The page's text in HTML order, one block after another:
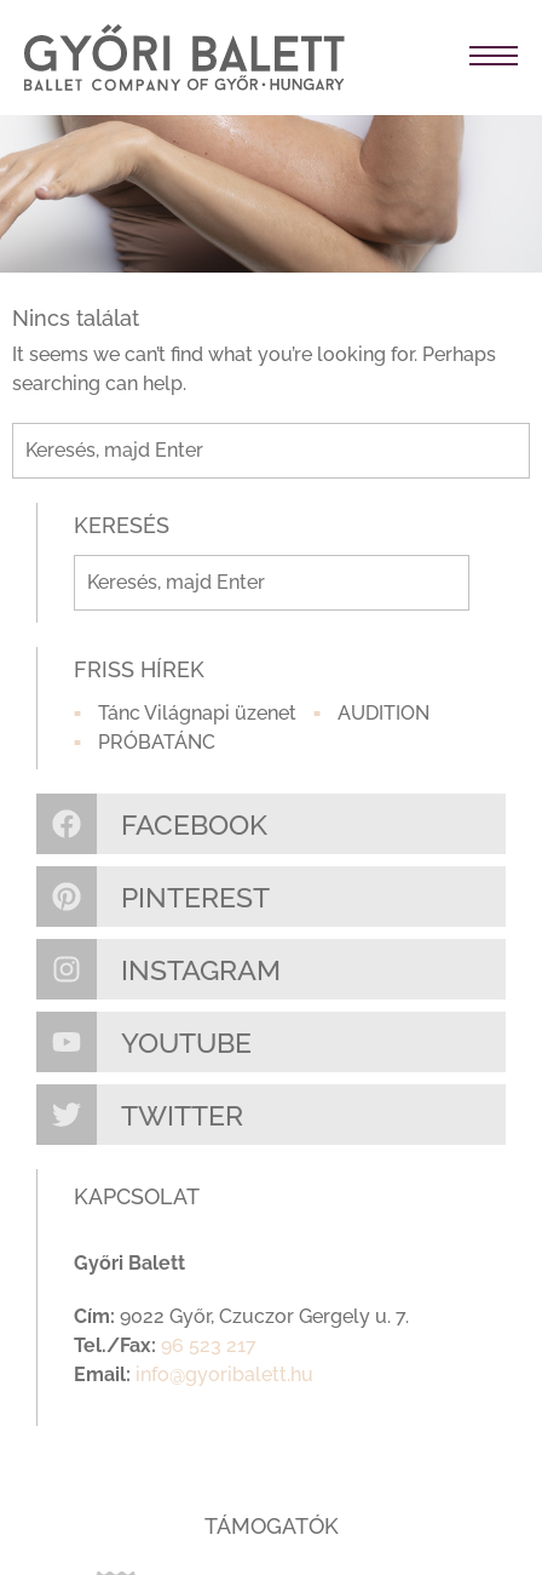
Nincs találat
It seems we can’t find what you’re looking for. Perhaps
searching can help.
KERESÉS
FRISS HÍREK
Tánc Világnapi üzenet
AUDITION
PRÓBATÁNC
FACEBOOK
PINTEREST
INSTAGRAM
YOUTUBE
TWITTER
KAPCSOLAT
Győri Balett
Cím: 9022 Győr, Czuczor Gergely u. 7.
Tel./Fax: 96 523 217
Email: info@gyoribalett.hu
TÁMOGATÓK